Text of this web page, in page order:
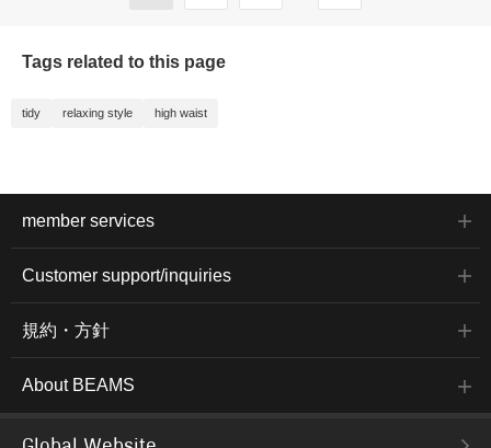
Tags related to this page
tidy relaxing style high waist
member services
Customer support/inquiries
規約・方針
About BEAMS